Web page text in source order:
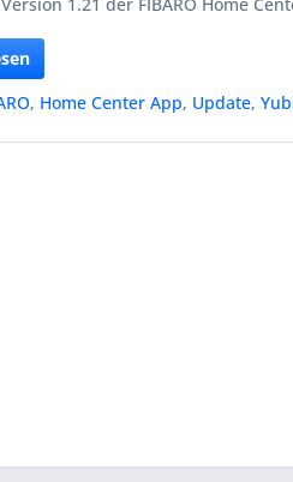
, Home Center App, Update,